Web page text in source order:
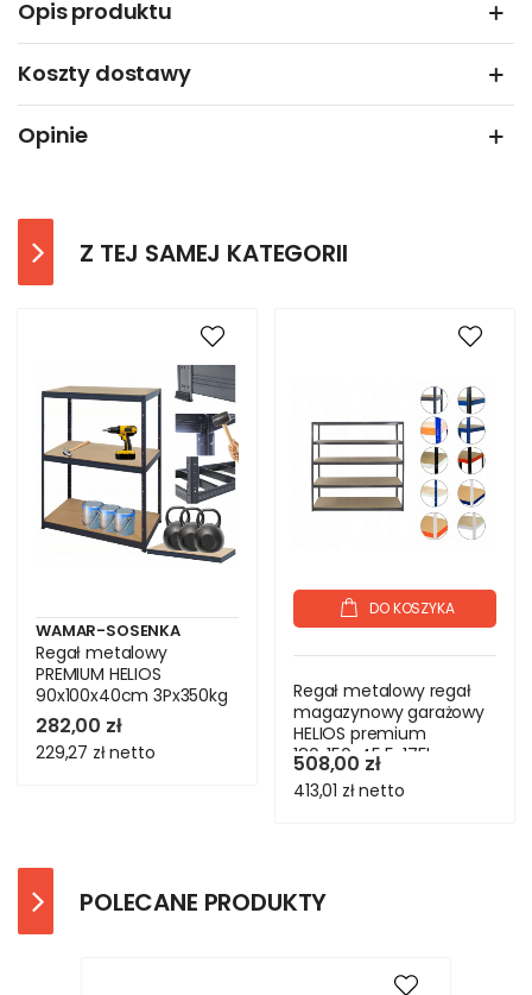
Opis produktu
Koszty dostawy
Opinie
Z TEJ SAMEJ KATEGORII
WAMAR-SOSENKA
Regał metalowy
PREMIUM HELIOS
90x100x40cm 3Px350kg
282,00 zł
229,27 złnetto
DO KOSZYKA
Regał metalowy regał
magazynowy garażowy
HELIOS premium
180x150x45 5x175kg
508,00 zł
413,01 złnetto
POLECANE PRODUKTY